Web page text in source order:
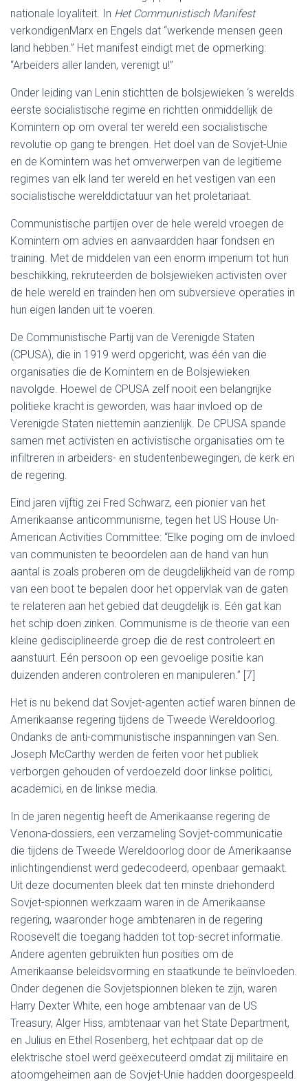
nationale loyaliteit. In Het Communistisch Manifest
verkondigenMarx en Engels dat “werkende mensen geen
land hebben.” Het manifest eindigt met de opmerking:
“Arbeiders aller landen, verenigt u!”
Onder leiding van Lenin stichtten de bolsjewieken ‘s werelds
eerste socialistische regime en richtten onmiddellijk de
Komintern op om overal ter wereld een socialistische
revolutie op gang te brengen. Het doel van de Sovjet-Unie
en de Komintern was het omverwerpen van de legitieme
regimes van elk land ter wereld en het vestigen van een
socialistische werelddictatuur van het proletariaat.
Communistische partijen over de hele wereld vroegen de
Komintern om advies en aanvaardden haar fondsen en
training. Met de middelen van een enorm imperium tot hun
beschikking, rekruteerden de bolsjewieken activisten over
de hele wereld en trainden hen om subversieve operaties in
hun eigen landen uit te voeren.
De Communistische Partij van de Verenigde Staten
(CPUSA), die in 1919 werd opgericht, was één van die
organisaties die de Komintern en de Bolsjewieken
navolgde. Hoewel de CPUSA zelf nooit een belangrijke
politieke kracht is geworden, was haar invloed op de
Verenigde Staten niettemin aanzienlijk. De CPUSA spande
samen met activisten en activistische organisaties om te
infiltreren in arbeiders- en studentenbewegingen, de kerk en
de regering.
Eind jaren vijftig zei Fred Schwarz, een pionier van het
Amerikaanse anticommunisme, tegen het US House Un-
American Activities Committee: “Elke poging om de invloed
van communisten te beoordelen aan de hand van hun
aantal is zoals proberen om de deugdelijkheid van de romp
van een boot te bepalen door het oppervlak van de gaten
te relateren aan het gebied dat deugdelijk is. Eén gat kan
het schip doen zinken. Communisme is de theorie van een
kleine gedisciplineerde groep die de rest controleert en
aanstuurt. Eén persoon op een gevoelige positie kan
duizenden anderen controleren en manipuleren.” [7]
Het is nu bekend dat Sovjet-agenten actief waren binnen de
Amerikaanse regering tijdens de Tweede Wereldoorlog.
Ondanks de anti-communistische inspanningen van Sen.
Joseph McCarthy werden de feiten voor het publiek
verborgen gehouden of verdoezeld door linkse politici,
academici, en de linkse media.
In de jaren negentig heeft de Amerikaanse regering de
Venona-dossiers, een verzameling Sovjet-communicatie
die tijdens de Tweede Wereldoorlog door de Amerikaanse
inlichtingendienst werd gedecodeerd, openbaar gemaakt.
Uit deze documenten bleek dat ten minste driehonderd
Sovjet-spionnen werkzaam waren in de Amerikaanse
regering, waaronder hoge ambtenaren in de regering
Roosevelt die toegang hadden tot top-secret informatie.
Andere agenten gebruikten hun posities om de
Amerikaanse beleidsvorming en staatkunde te beïnvloeden.
Onder degenen die Sovjetspionnen bleken te zijn, waren
Harry Dexter White, een hoge ambtenaar van de US
Treasury, Alger Hiss, ambtenaar van het State Department,
en Julius en Ethel Rosenberg, het echtpaar dat op de
elektrische stoel werd geëxecuteerd omdat zij militaire en
atoomgeheimen aan de Sovjet-Unie hadden doorgespeeld.